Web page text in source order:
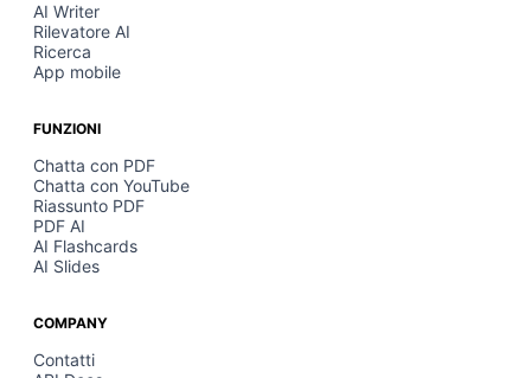
AI Writer
Rilevatore AI
Ricerca
App mobile
FUNZIONI
Chatta con PDF
Chatta con YouTube
Riassunto PDF
PDF AI
AI Flashcards
AI Slides
COMPANY
Contatti